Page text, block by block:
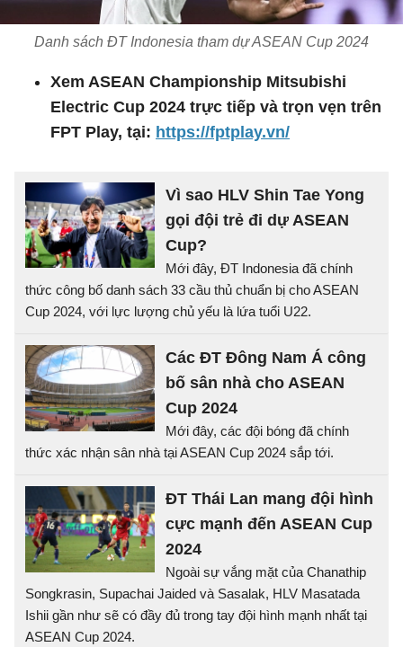
Danh sách ĐT Indonesia tham dự ASEAN Cup 2024
Xem ASEAN Championship Mitsubishi
Electric Cup 2024 trực tiếp và trọn vẹn trên
FPT Play, tại: https://fptplay.vn/
Vì sao HLV Shin Tae Yong
gọi đội trẻ đi dự ASEAN
Cup?
Mới đây, ĐT Indonesia đã chính
thức công bố danh sách 33 cầu thủ chuẩn bị cho ASEAN
Cup 2024, với lực lượng chủ yếu là lứa tuổi U22.
Các ĐT Đông Nam Á công
bố sân nhà cho ASEAN
Cup 2024
Mới đây, các đội bóng đã chính
thức xác nhận sân nhà tại ASEAN Cup 2024 sắp tới.
ĐT Thái Lan mang đội hình
cực mạnh đến ASEAN Cup
2024
Ngoài sự vắng mặt của Chanathip
Songkrasin, Supachai Jaided và Sasalak, HLV Masatada
Ishii gần như sẽ có đầy đủ trong tay đội hình mạnh nhất tại
ASEAN Cup 2024.